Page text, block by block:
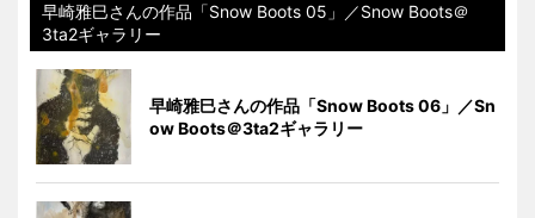
早崎雅巳さんの作品「Snow Boots 05」／Snow Boots＠
3ta2ギャラリー
早崎雅巳さんの作品「Snow Boots 06」／Sn
ow Boots＠3ta2ギャラリー